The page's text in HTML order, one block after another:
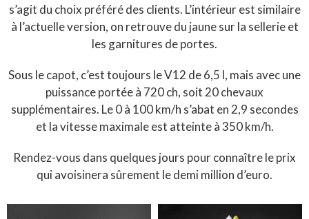
s’agit du choix préféré des clients. L’intérieur est similaire
à l’actuelle version, on retrouve du jaune sur la sellerie et
les garnitures de portes.
Sous le capot, c’est toujours le V12 de 6,5 l, mais avec une
puissance portée à 720 ch, soit 20 chevaux
supplémentaires. Le 0 à 100 km/h s’abat en 2,9 secondes
et la vitesse maximale est atteinte à 350 km/h.
Rendez-vous dans quelques jours pour connaître le prix
qui avoisinera sûrement le demi million d’euro.